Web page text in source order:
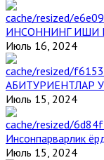
ИНСОННИНГ ИШИ
Июль 16, 2024
АБИТУРИЕНТЛАР
Июль 15, 2024
Инсонпарварлик
Июль 15, 2024